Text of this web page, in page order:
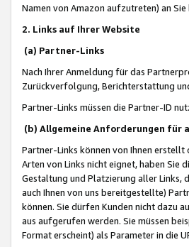
Namen von Amazon aufzutreten) an
2. Links auf Ihrer Website
(a) Partner-Links
Nach Ihrer Anmeldung für das
Zurückverfolgung, Berichterstattung
Partner-Links müssen die Partner-ID
(b) Allgemeine Anforderungen für
Partner-Links können von Ihnen
Arten von Links nicht eignet, haben Sie
Gestaltung und Platzierung aller Links,
auch Ihnen von uns bereitgestellte)
können. Sie dürfen Kunden nicht dazu
aus aufgerufen werden. Sie müssen
Format erscheint) als Parameter in die